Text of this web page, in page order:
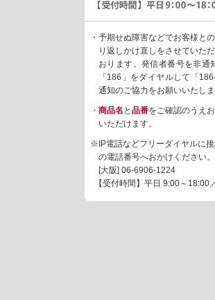
・予期せぬ障害などでお客様と
り返しかけ直しをさせていただ
おります。発信者番号を非通
「186」をダイヤルして「
通知のご協力をお願いいたしま
・ 商品名 と 品番をご確認のうえ
いただけます。
※IP電話などフリーダイヤルに
の電話番号へおかけください。
[大阪] 06-6906-1224
【受付時間】平日 9:00～18:00